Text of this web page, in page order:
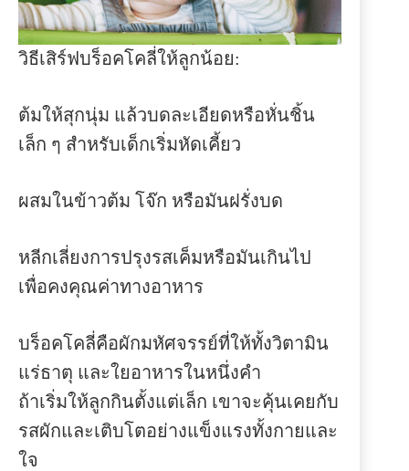
วิธีเสิร์ฟบร็อคโคลี่ให้ลูกน้อย:
ต้มให้สุกนุ่ม แล้วบดละเอียดหรือหั่นชิ้น
เล็ก ๆ สำหรับเด็กเริ่มหัดเคี้ยว
ผสมในข้าวต้ม โจ๊ก หรือมันฝรั่งบด
หลีกเลี่ยงการปรุงรสเค็มหรือมันเกินไป
เพื่อคงคุณค่าทางอาหาร
บร็อคโคลี่คือผักมหัศจรรย์ที่ให้ทั้งวิตามิน
แร่ธาตุ และใยอาหารในหนึ่งคำ
ถ้าเริ่มให้ลูกกินตั้งแต่เล็ก เขาจะคุ้นเคยกับ
รสผักและเติบโตอย่างแข็งแรงทั้งกายและ
ใจ